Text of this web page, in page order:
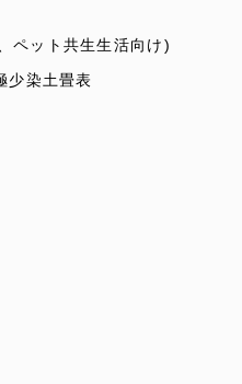
ペット共生生活向け)
少染土畳表